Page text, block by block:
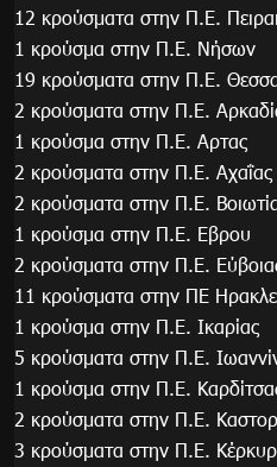
12 κρούσματα στην Π.Ε.
1 κρούσμα στην Π.Ε. Νήσων
19 κρούσματα στην Π.Ε.
2 κρούσματα στην Π.Ε.
1 κρούσμα στην Π.Ε. Αρτας
2 κρούσματα στην Π.Ε. Αχαΐας
2 κρούσματα στην Π.Ε.
1 κρούσμα στην Π.Ε. Εβρου
2 κρούσματα στην Π.Ε.
11 κρούσματα στην ΠΕ
1 κρούσμα στην Π.Ε. Ικαρίας
5 κρούσματα στην Π.Ε.
1 κρούσμα στην Π.Ε.
2 κρούσματα στην Π.Ε.
3 κρούσματα στην Π.Ε.